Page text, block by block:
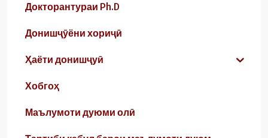
Докторантураи Ph.D
Донишҷӯёни хориҷӣ
Ҳаёти донишҷуӣ
Хобгоҳ
Маълумоти дуюми олӣ